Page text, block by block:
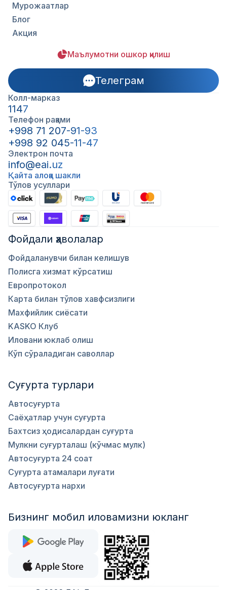
Мурожаатлар
Блог
Акция
Маълумотни ошкор қилиш
Телеграм
Колл-марказ
1147
Телефон рақами
+998 71 207-91-93
+998 92 045-11-47
Электрон почта
info@eai.uz
Қайта алоқа шакли
Тўлов усуллари
Фойдали ҳаволалар
Фойдаланувчи билан келишув
Полисга хизмат кўрсатиш
Европротокол
Карта билан тўлов хавфсизлиги
Махфийлик сиёсати
KASKO Клуб
Иловани юклаб олиш
Кўп сўраладиган саволлар
Суғурта турлари
Автосуғурта
Саёҳатлар учун суғурта
Бахтсиз ҳодисалардан суғурта
Мулкни суғурталаш (кўчмас мулк)
Автосуғурта 24 соат
Суғурта атамалари луғати
Автосуғурта нархи
Бизнинг мобил иловамизни юкланг